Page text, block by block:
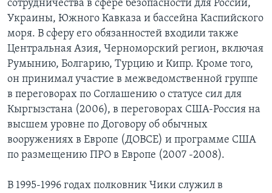
сотрудничества в сфере безопасности для России,
Украины, Южного Кавказа и бассейна Каспийского
моря. В сферу его обязанностей входили также
Центральная Азия, Черноморский регион, включая
Румынию, Болгарию, Турцию и Кипр. Кроме того,
он принимал участие в межведомственной группе
в переговорах по Соглашению о статусе сил для
Кыргызстана (2006), в переговорах США-Россия на
высшем уровне по Договору об обычных
вооружениях в Европе (ДОВСЕ) и программе США
по размещению ПРО в Европе (2007 -2008).
В 1995-1996 годах полковник Чики служил в